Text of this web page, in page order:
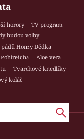
horory
TV program
budou volby
pádů Honzy Dědka
Aloe vera
Tvarohové knedlíky
koláč